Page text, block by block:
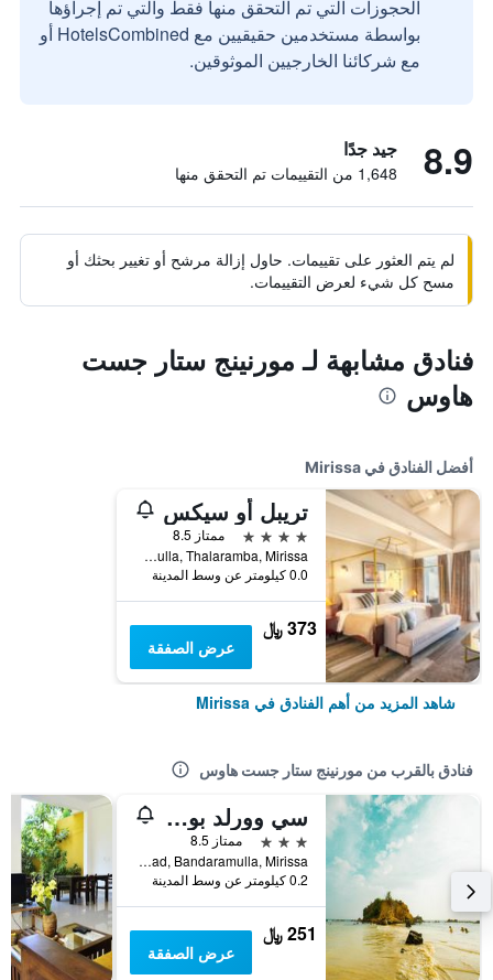
الحجوزات التي تم التحقق منها فقط والتي تم إجراؤها
بواسطة مستخدمين حقيقيين مع HotelsCombined أو
مع شركائنا الخارجيين الموثوقين.
8.9 جيد جدًا
1,648 من التقييمات تم التحقق منها
لم يتم العثور على تقييمات. حاول إزالة مرشح أو تغيير بحثك أو
مسح كل شيء لعرض التقييمات.
فنادق مشابهة لـ مورنينج ستار جست
هاوس
أفضل الفنادق في Mirissa
تريبل أو سيكس
4 نجوم
ممتاز 8.5
PO Box 0006, Bandaramulla, Thalaramba, Mirissa, سريلانكا
0.0 كيلومتر عن وسط المدينة
373 ﷼
عرض الصفقة
شاهد المزيد من أهم الفنادق في Mirissa
فنادق بالقرب من مورنينج ستار جست هاوس
سي وورلد بوتيك هوتل
3 نجوم
ممتاز 8.5
Matara Road, Bandaramulla, Mirissa, سريلانكا
0.2 كيلومتر عن وسط المدينة
251 ﷼
عرض الصفقة